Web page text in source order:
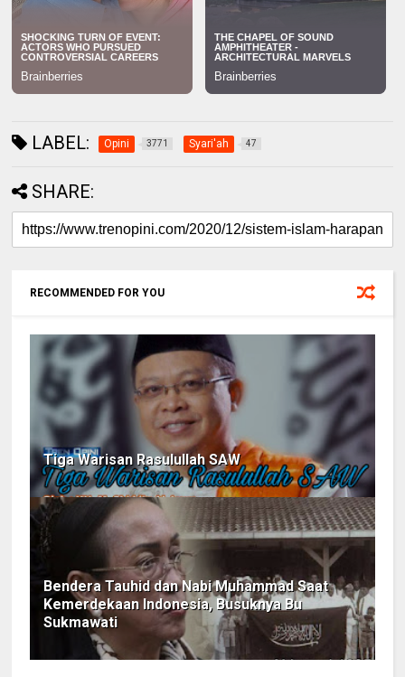
LABEL: Opini 3771 Syari'ah 47
SHARE:
RECOMMENDED FOR YOU
Tiga Warisan Rasulullah SAW
Bendera Tauhid dan Nabi Muhammad Saat
Kemerdekaan Indonesia, Busuknya Bu
Sukmawati